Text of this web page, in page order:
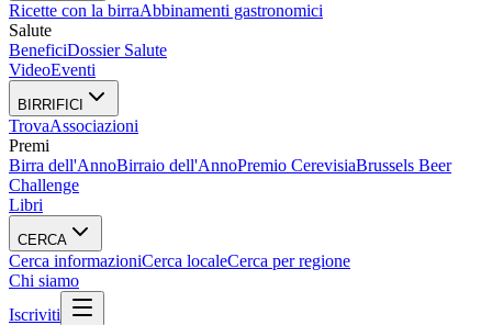
Ricette con la birraAbbinamenti gastronomici
Salute
BeneficiDossier Salute
VideoEventi
BIRRIFICI
TrovaAssociazioni
Premi
Birra dell'AnnoBirraio dell'AnnoPremio CerevisiaBrussels Beer
Challenge
Libri
CERCA
Cerca informazioniCerca localeCerca per regione
Chi siamo
Iscriviti